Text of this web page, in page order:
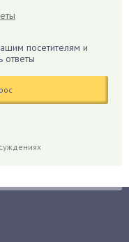
посетителям и
ответы